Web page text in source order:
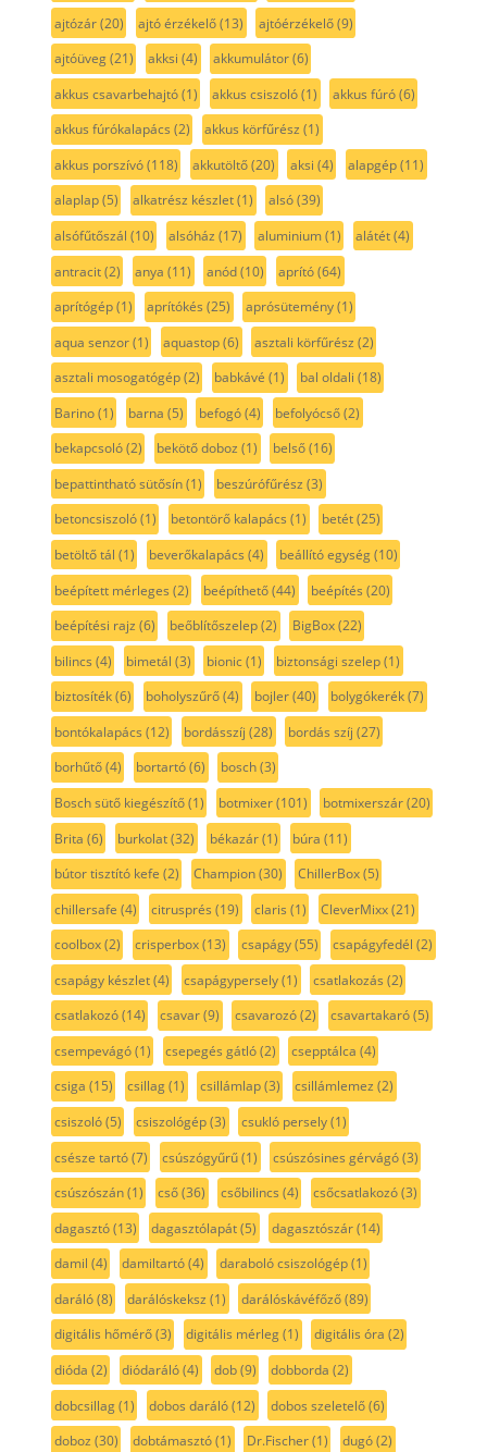
ajtózár(20) ajtó érzékelő(13) ajtóérzékelő(9)
ajtóüveg(21) akksi (4) akkumulátor(6)
akkus csavarbehajtó(1) akkus csiszoló(1) akkus fúró(6)
akkus fúrókalapács (2) akkus körfűrész (1)
akkus porszívó(118) akkutöltő(20) aksi (4) alapgép(11)
alaplap(5) alkatrész készlet(1) alsó(39)
alsófűtőszál (10) alsóház (17) aluminium(1) alátét(4)
antracit(2) anya (11) anód(10) aprító(64)
aprítógép(1) aprítókés (25) aprósütemény(1)
aqua senzor(1) aquastop(6) asztali körfűrész (2)
asztali mosogatógép(2) babkávé (1) bal oldali (18)
Barino(1) barna (5) befogó(4) befolyócső(2)
bekapcsoló(2) bekötő doboz (1) belső(16)
bepattintható sütősín(1) beszúrófűrész (3)
betoncsiszoló(1) betontörő kalapács (1) betét(25)
betöltő tál (1) beverőkalapács (4) beállító egység(10)
beépített mérleges (2) beépíthető(44) beépítés (20)
beépítési rajz (6) beőblítőszelep(2) BigBox(22)
bilincs (4) bimetál (3) bionic(1) biztonsági szelep(1)
biztosíték(6) boholyszűrő(4) bojler(40) bolygókerék(7)
bontókalapács (12) bordásszíj (28) bordás szíj (27)
borhűtő(4) bortartó(6) bosch(3)
Bosch sütő kiegészítő(1) botmixer(101) botmixerszár(20)
Brita (6) burkolat(32) békazár(1) búra (11)
bútor tisztító kefe (2) Champion(30) ChillerBox(5)
chillersafe (4) citrusprés (19) claris (1) CleverMixx(21)
coolbox(2) crisperbox(13) csapágy(55) csapágyfedél (2)
csapágy készlet(4) csapágypersely(1) csatlakozás (2)
csatlakozó(14) csavar(9) csavarozó(2) csavartakaró(5)
csempevágó(1) csepegés gátló(2) csepptálca (4)
csiga (15) csillag(1) csillámlap(3) csillámlemez (2)
csiszoló(5) csiszológép(3) csukló persely(1)
csésze tartó(7) csúszógyűrű(1) csúszósines gérvágó(3)
csúszószán(1) cső(36) csőbilincs (4) csőcsatlakozó(3)
dagasztó(13) dagasztólapát(5) dagasztószár(14)
damil (4) damiltartó(4) daraboló csiszológép(1)
daráló(8) darálóskeksz (1) darálóskávéfőző(89)
digitális hőmérő(3) digitális mérleg(1) digitális óra (2)
dióda (2) diódaráló(4) dob(9) dobborda (2)
dobcsillag(1) dobos daráló(12) dobos szeletelő(6)
doboz (30) dobtámasztó(1) Dr.Fischer(1) dugó(2)